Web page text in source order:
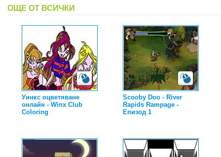
ОЩЕ ОТ ВСИЧКИ
Уинкс оцветяване
онлайн - Winx Club
Coloring
Scooby Doo - River
Rapids Rampage -
Епизод 1